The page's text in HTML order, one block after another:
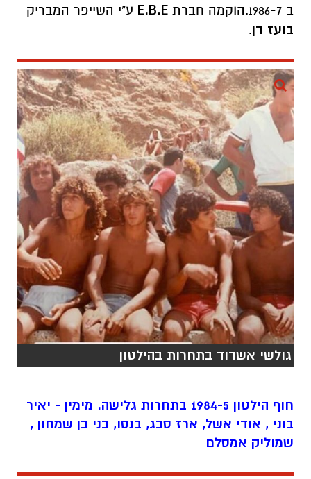
ב 1986-7.הוקמה חברת
E.B.E ע"י השייפר המבריק
בועז דן.
גולשי אשדוד בתחרות בהילטון
חוף הילטון 1984-5 בתחרות גלישה. מימין - יאיר
בוני , אודי אשל, ארז סבג, בנסו, בני בן שמחון ,
שמוליק אמסלם